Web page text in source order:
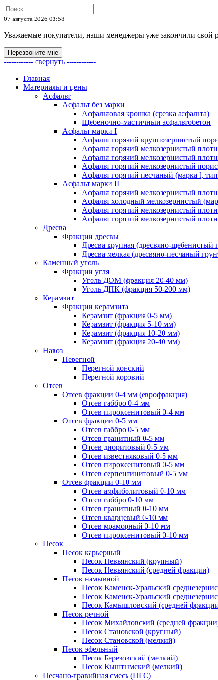
07 августа 2026 03:58
Уважаемые покупатели, наши менеджеры уже закончили свой
Перезвоните мне
------------ свернуть ------------
Главная
Материалы и цены
Асфальт
Асфальт без марки
Асфальтовая крошка (срезка асфальта)
Щебеночно-мастичный асфальтобетон
Асфальт марки I
Асфальт горячий крупнозернистый
Асфальт горячий мелкозернистый
Асфальт горячий мелкозернистый
Асфальт горячий мелкозернистый
Асфальт горячий песчаный (марка I,
Асфальт марки II
Асфальт горячий мелкозернистый
Асфальт холодный мелкозернистый
Асфальт горячий мелкозернистый
Асфальт горячий мелкозернистый
Дресва
Фракции дресвы
Дресва крупная (дресвяно-щебенистый
Дресва мелкая (дресвяно-песчаный
Каменный уголь
Фракции угля
Уголь ДОМ (фракция 20-40 мм)
Уголь ДПК (фракция 50-200 мм)
Керамзит
Фракции керамзита
Керамзит (фракция 0-5 мм)
Керамзит (фракция 5-10 мм)
Керамзит (фракция 10-20 мм)
Керамзит (фракция 20-40 мм)
Навоз
Перегной
Перегной конский
Перегной коровий
Отсев
Отсев фракции 0-4 мм (еврофракция)
Отсев габбро 0-4 мм
Отсев пироксенитовый 0-4 мм
Отсев фракции 0-5 мм
Отсев габбро 0-5 мм
Отсев гранитный 0-5 мм
Отсев диоритовый 0-5 мм
Отсев известняковый 0-5 мм
Отсев пироксенитовый 0-5 мм
Отсев серпентинитовый 0-5 мм
Отсев фракции 0-10 мм
Отсев амфиболитовый 0-10 мм
Отсев габбро 0-10 мм
Отсев гранитный 0-10 мм
Отсев кварцевый 0-10 мм
Отсев мраморный 0-10 мм
Отсев пироксенитовый 0-10 мм
Песок
Песок карьерный
Песок Невьянский (крупный)
Песок Невьянский (средней фракции)
Песок намывной
Песок Каменск-Уральский
Песок Каменск-Уральский
Песок Камышловский (средней
Песок речной
Песок Михайловский (средней
Песок Становской (крупный)
Песок Становской (мелкий)
Песок эфельный
Песок Березовский (мелкий)
Песок Кыштымский (мелкий)
Песчано-гравийная смесь (ПГС)